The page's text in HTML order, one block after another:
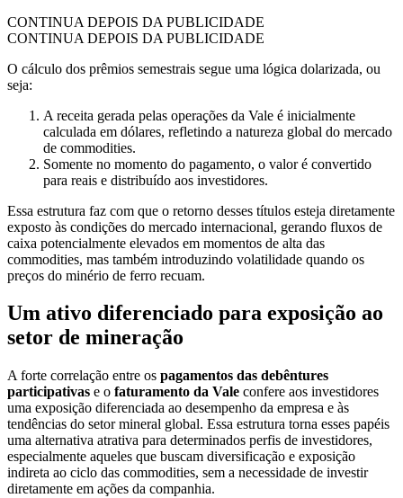
CONTINUA DEPOIS DA PUBLICIDADE
CONTINUA DEPOIS DA PUBLICIDADE
O cálculo dos prêmios semestrais segue uma lógica dolarizada, ou
seja:
A receita gerada pelas operações da Vale é inicialmente
calculada em dólares, refletindo a natureza global do mercado
de commodities.
Somente no momento do pagamento, o valor é convertido
para reais e distribuído aos investidores.
Essa estrutura faz com que o retorno desses títulos esteja diretamente
exposto às condições do mercado internacional, gerando fluxos de
caixa potencialmente elevados em momentos de alta das
commodities, mas também introduzindo volatilidade quando os
preços do minério de ferro recuam.
Um ativo diferenciado para exposição ao
setor de mineração
A forte correlação entre os pagamentos das debêntures
participativas e o faturamento da Vale confere aos investidores
uma exposição diferenciada ao desempenho da empresa e às
tendências do setor mineral global. Essa estrutura torna esses papéis
uma alternativa atrativa para determinados perfis de investidores,
especialmente aqueles que buscam diversificação e exposição
indireta ao ciclo das commodities, sem a necessidade de investir
diretamente em ações da companhia.